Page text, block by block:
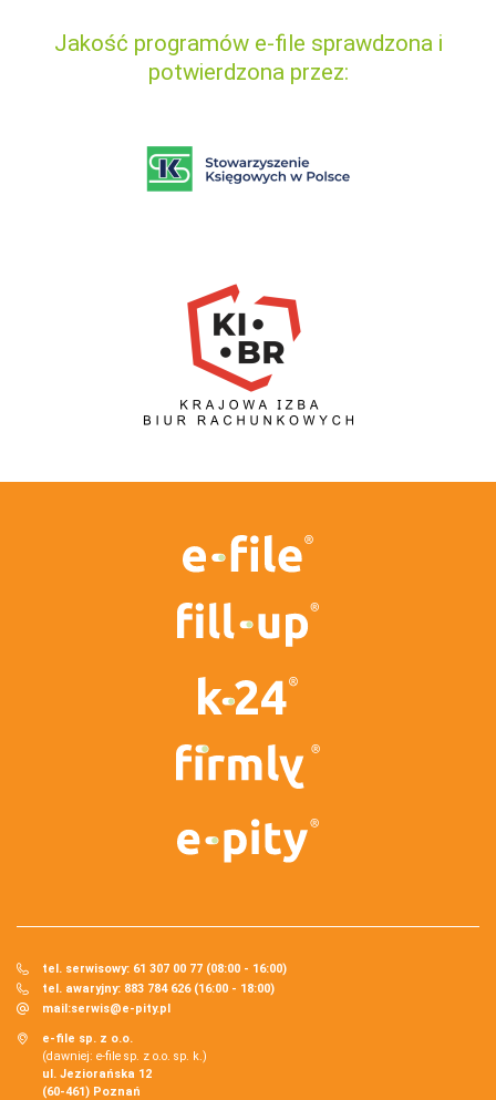
Jakość programów e-file sprawdzona i
potwierdzona przez:
tel. serwisowy: 61 307 00 77 (08:00 - 16:00)
tel. awaryjny: 883 784 626 (16:00 - 18:00)
mail:serwis@e-pity.pl
e-file sp. z o.o.
(dawniej: e-file sp. z o.o. sp. k.)
ul. Jeziorańska 12
(60-461) Poznań